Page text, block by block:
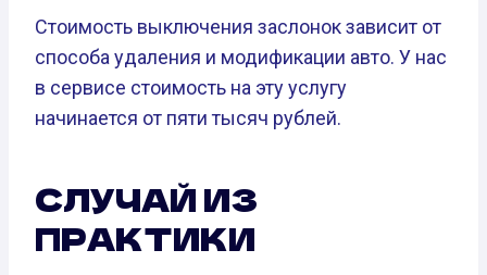
Стоимость выключения заслонок зависит от
способа удаления и модификации авто. У нас
в сервисе стоимость на эту услугу
начинается от пяти тысяч рублей.
СЛУЧАЙ ИЗ
ПРАКТИКИ